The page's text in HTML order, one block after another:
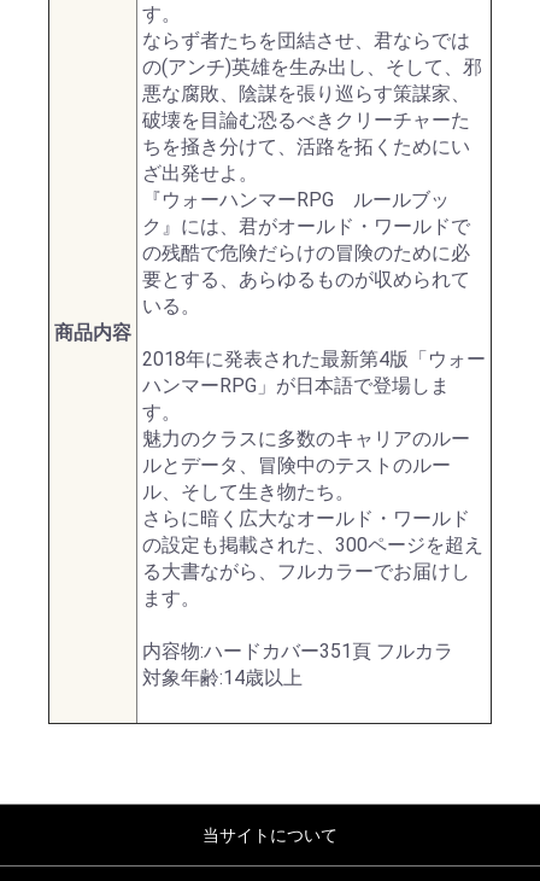
商品内容
す。
ならず者たちを団結させ、君ならでは
の(アンチ)英雄を生み出し、そして、邪
悪な腐敗、陰謀を張り巡らす策謀家、
破壊を目論む恐るべきクリーチャーた
ちを掻き分けて、活路を拓くためにい
ざ出発せよ。
『ウォーハンマーRPG ルールブッ
ク』には、君がオールド・ワールドで
の残酷で危険だらけの冒険のために必
要とする、あらゆるものが収められて
いる。
2018年に発表された最新第4版「ウォー
ハンマーRPG」が日本語で登場しま
す。
魅力のクラスに多数のキャリアのルー
ルとデータ、冒険中のテストのルー
ル、そして生き物たち。
さらに暗く広大なオールド・ワールド
の設定も掲載された、300ページを超え
る大書ながら、フルカラーでお届けし
ます。
内容物:ハードカバー351頁 フルカラ
対象年齢:14歳以上
当サイトについて